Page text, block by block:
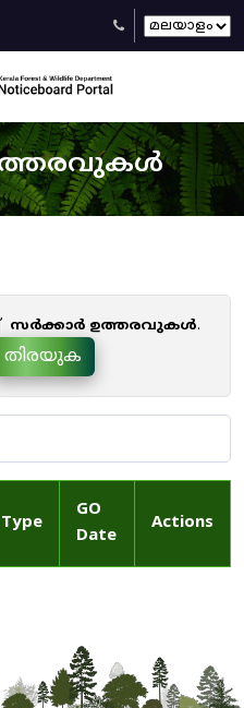
സർക്കാർ ഉത്തരവുകൾ.
തിരയുക
Type
GO
Date
Actions